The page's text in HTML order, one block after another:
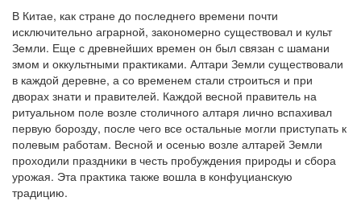
В Китае, как стране до последнего времени почти
исключительно аграрной, закономерно существовал и культ
Земли. Еще с древнейших времен он был связан с шамани
змом и оккультными практиками. Алтари Земли существовали
в каждой деревне, а со временем стали строиться и при
дворах знати и правителей. Каждой весной правитель на
ритуальном поле возле столичного алтаря лично вспахивал
первую борозду, после чего все остальные могли приступать к
полевым работам. Весной и осенью возле алтарей Земли
проходили праздники в честь пробуждения природы и сбора
урожая. Эта практика также вошла в конфуцианскую
традицию.